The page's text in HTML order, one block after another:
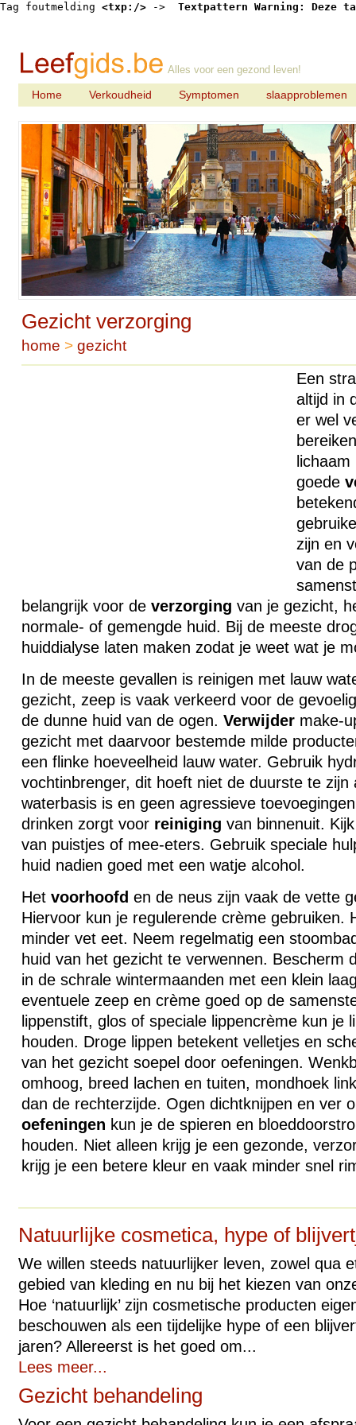
Tag foutmelding <txp:/> -> Textpattern Warning: Deze
Alles voor een gezond leven!
Home Verkoudheid Symptomen slaapproblemen
Gezicht verzorging
home > gezicht
Een
altijd in
er wel
goede
zijn en
van de
belangrijk voor de verzorging van je gezicht,
normale- of gemengde huid. Bij de meeste
huiddialyse laten maken zodat je weet wat je
In de meeste gevallen is reinigen met lauw
gezicht, zeep is vaak verkeerd voor de
de dunne huid van de ogen. Verwijdermake-
gezicht met daarvoor bestemde milde
een flinke hoeveelheid lauw water. Gebruik
vochtinbrenger, dit hoeft niet de duurste te zijn
waterbasis is en geen agressieve
drinken zorgt voor reiniging van binnenuit.
van puistjes of mee-eters. Gebruik speciale
huid nadien goed met een watje alcohol.
Het voorhoofd en de neus zijn vaak de vette
Hiervoor kun je regulerende crème gebruiken.
minder vet eet. Neem regelmatig een
huid van het gezicht te verwennen. Bescherm
in de schrale wintermaanden met een klein
eventuele zeep en crème goed op de
lippenstift, glos of speciale lippencrème kun je
houden. Droge lippen betekent velletjes en
van het gezicht soepel door oefeningen.
omhoog, breed lachen en tuiten, mondhoek
dan de rechterzijde. Ogen dichtknijpen en ver
oefeningen kun je de spieren en
houden. Niet alleen krijg je een gezonde,
krijg je een betere kleur en vaak minder snel
Natuurlijke cosmetica, hype of
We willen steeds natuurlijker leven, zowel qua
gebied van kleding en nu bij het kiezen van
Hoe ‘natuurlijk’ zijn cosmetische producten
beschouwen als een tijdelijke hype of een
jaren? Allereerst is het goed om...
Lees meer...
Gezicht behandeling